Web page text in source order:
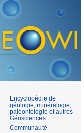
Encyclopédie de
géologie, minéralogie,
paléontologie et autres
Géosciences
Communauté